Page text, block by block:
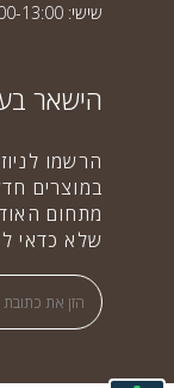
שישי: 09:00-13:00
הישאר
הרשמו
במוצרים
מתחום
שלא כדאי